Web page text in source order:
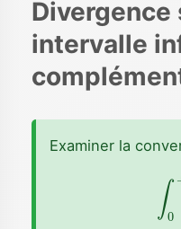
Divergence
intervalle
Examiner la
0